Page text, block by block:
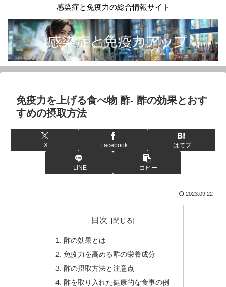
感染症と免疫力の総合情報サイト
免疫力を上げる食べ物 酢- 酢の効果とおす
すめの摂取方法
X Facebook はてブ
LINE コピー
2023.09.22
目次
酢の効果とは
免疫力を高める酢の栄養成分
酢の摂取方法と注意点
酢を取り入れた健康的な食事の例